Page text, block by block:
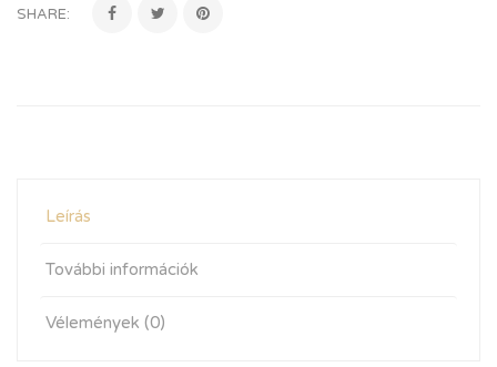
SHARE:
Leírás
További információk
Vélemények (0)